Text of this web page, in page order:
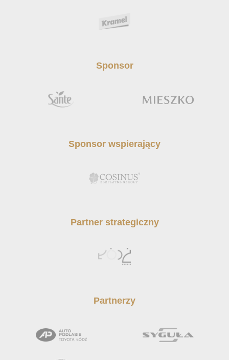
Sponsor
Sponsor wspierający
Partner strategiczny
Partnerzy